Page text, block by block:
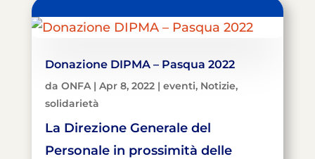
Donazione DIPMA – Pasqua 2022
da ONFA| Apr 8, 2022| eventi, Notizie,
solidarietà
La Direzione Generale del
Personale in prossimità delle